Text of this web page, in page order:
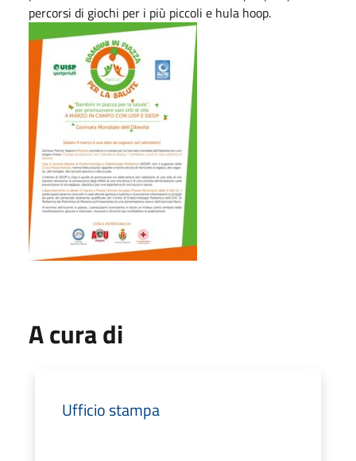
percorsi di giochi per i più piccoli e hula hoop.
A cura di
Ufficio stampa